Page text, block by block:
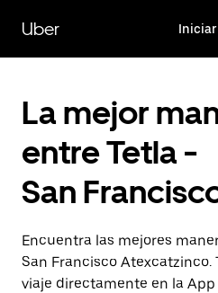
contenido
principal
Uber Iniciar
La mejor
entre Tetla -
San
Encuentra las mejores
San Francisco
viaje directamente en la